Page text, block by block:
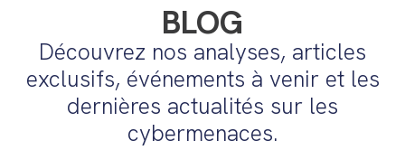
BLOG
Découvrez nos analyses, articles
exclusifs, événements à venir et les
dernières actualités sur les
cybermenaces.